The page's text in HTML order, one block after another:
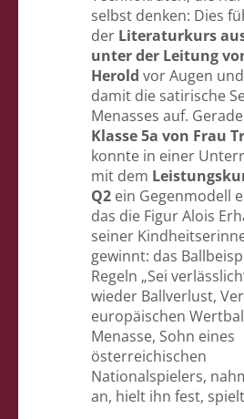
selbst denken: Dies
der Literaturkurs
unter der Leitung
Herold vor Augen
damit die satirische
Menasses auf.
Klasse 5a von Frau
konnte in einer
mit dem
Q2 ein Gegenmodell
das die Figur Alois
seiner
gewinnt: das
Regeln „Sei
wieder Ballverlust,
europäischen
Menasse, Sohn eines
österreichischen
Nationalspielers,
an, hielt ihn fest,